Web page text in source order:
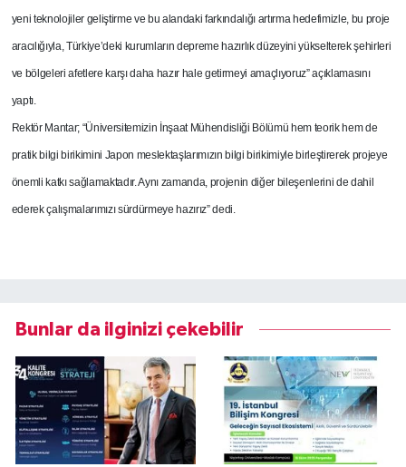
yeni teknolojiler geliştirme ve bu alandaki farkındalığı artırma hedefimizle, bu proje
aracılığıyla, Türkiye’deki kurumların depreme hazırlık düzeyini yükselterek şehirleri
ve bölgeleri afetlere karşı daha hazır hale getirmeyi amaçlıyoruz” açıklamasını
yaptı.
Rektör Mantar; “Üniversitemizin İnşaat Mühendisliği Bölümü hem teorik hem de
pratik bilgi birikimini Japon meslektaşlarımızın bilgi birikimiyle birleştirerek projeye
önemli katkı sağlamaktadır. Aynı zamanda, projenin diğer bileşenlerini de dahil
ederek çalışmalarımızı sürdürmeye hazırız” dedi.
Bunlar da ilginizi çekebilir